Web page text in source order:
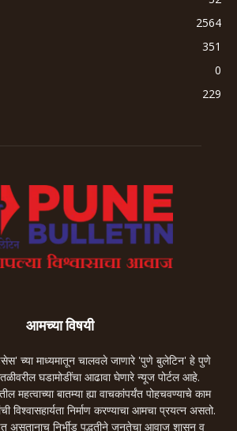
2564
351
0
229
आमच्या विषयी
च्या माध्यमातून चालवले जाणारे 'पुणे बुलेटिन' हे पुणे
घडामोडींचा आढावा घेणारे न्यूज पोर्टल आहे.
महत्वाच्या बातम्या ह्या वाचकांपर्यंत पोहचवण्याचे काम
निर्माण करण्याचा आमचा प्रयत्न असतो.
असतानाच निर्भीड पद्धतीने जनतेचा आवाज शासन व